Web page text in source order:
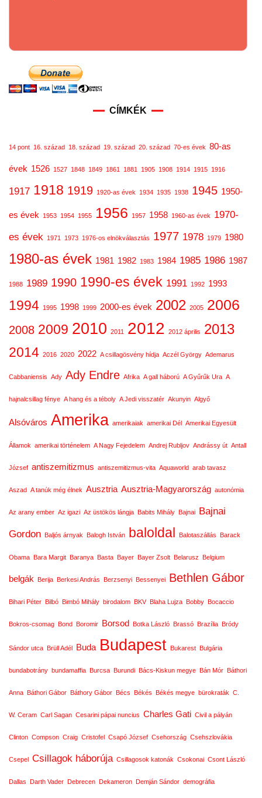
CÍMKÉK
14 pont 16. század 18. század 19. század 20. század 70-es évek 80-as
évek 1526 1527 1848 1849 1861 1881 1905 1908 1914 1915 1916
1917 1918 1919 1920-as évek 1934 1935 1938 1945 1950-
es évek 1953 1954 1955 1956 1957 1958 1960-as évek
1970-
es évek 1971 1973 1976-os elnökválasztás 1977 1978 1979 1980
1980-as évek 1981 1982 1983 1984 1985 1986 1987
1988 1989 1990 1990-es évek 1991 1992 1993
1994 1995 1998 1999 2000-es évek 2002 2005 2006
2008 2009 2010 2011 2012 2012 április 2013
2014 2016 2020 2022 A csillagösvény hídja Aczél György Ademarus
Cabbaniensis Ady Ady Endre Afrika A gall háború A Gyűrűk Ura A
hajnalcsillag fénye A hang és a téboly A Jedi visszatér Akunyin Algyő
Alsóváros Amerika amerikaiak amerikai Dél Amerikai Egyesült
Államok amerikai történelem A Nagy Fejedelem Andrej Rubljov Andrássy út Antall
József antiszemitizmus antiszemitizmus-vita Aquaworld arab tavasz
Aszad A tanúk még élnek Ausztria Ausztria-Magyarország autonómia
Az arany ember Az igazi Az üstökös lángja Babits Mihály Bajnai Bajnai
Gordon Baljós árnyak Balogh István baloldal Balotaszállás Barack
Obama Bara Margit Baranya Basta Bayer Bayer Zsolt Belarusz Belgium
belgák Berija Berkesi András Berzsenyi Bessenyei Bethlen Gábor
Bihari Péter Bilbó Bimbó Mihály birodalom BKV Blaha Lujza Bobby Bocaccio
Bokros-csomag Bond Boromir Borsod Botka László Brassó Brazília Bródy
Sándor utca Brüll Adél Buda Budapest Bukarest Bulgária
bundabotrány bundamaffia Burcsa Burundi Bács-Kiskun megye Bán Mór Báthori
Anna Báthori Gábor Báthory Gábor Bécs Békés Békés megye bürokraták C.
W. Ceram Carl Sagan Cesarini pápai nuncius Charles Gati Civil a pályán
Clinton Compson Craig Cristofel Csapó József Csehország Csehszlovákia
Csepel Csillagok háborúja Csillagosok katonák Csokonai Csont László
Dallas Darth Vader Debrecen Dekameron Demján Sándor demográfia